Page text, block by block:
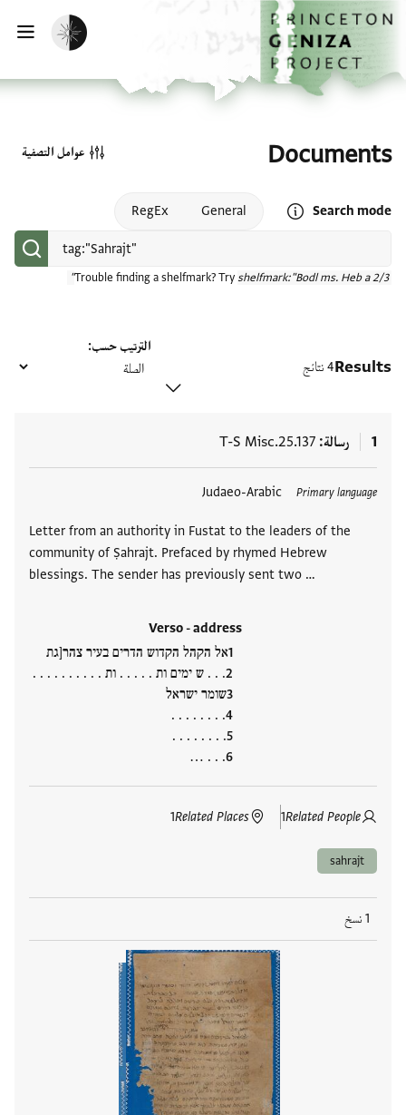
تخطي إلى المحتوى الرئيسي
الصفحة الرئيسية
تفعيل الوضع المظلم
Documents
Search mode
Open search mode help
General
RegEx
Trouble finding a shelfmark? Try shelfmark:"Bodl ms. Heb a 2/3"
عوامل التصفية
Results4 نتائج
الترتيب حسب
1 رسالة T-S Misc.25.137
Primary language
Judaeo-Arabic
Letter from an authority in Fustat to the leaders of the
community of Ṣahrajt. Prefaced by rhymed Hebrew
blessings. The sender has previously sent two …
Verso - address
אל הקהל הקדוש הדרים בעיר צהר[גת
. . . ש ימים ות . . . . . ות . . . . . . . . . .
שומר ישראל
. . . . . . . .
. . . . . . . .
. . . …
Related People
1
Related Places
1
العلامات
sahrajt
1 نسخ